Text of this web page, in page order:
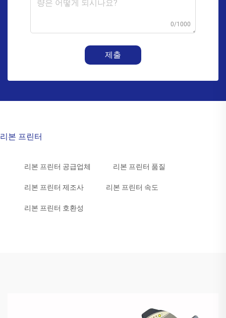
0/1000
제출
리본 프린터
리본 프린터 공급업체 리본 프린터 품질
리본 프린터 제조사 리본 프린터 속도
리본 프린터 호환성